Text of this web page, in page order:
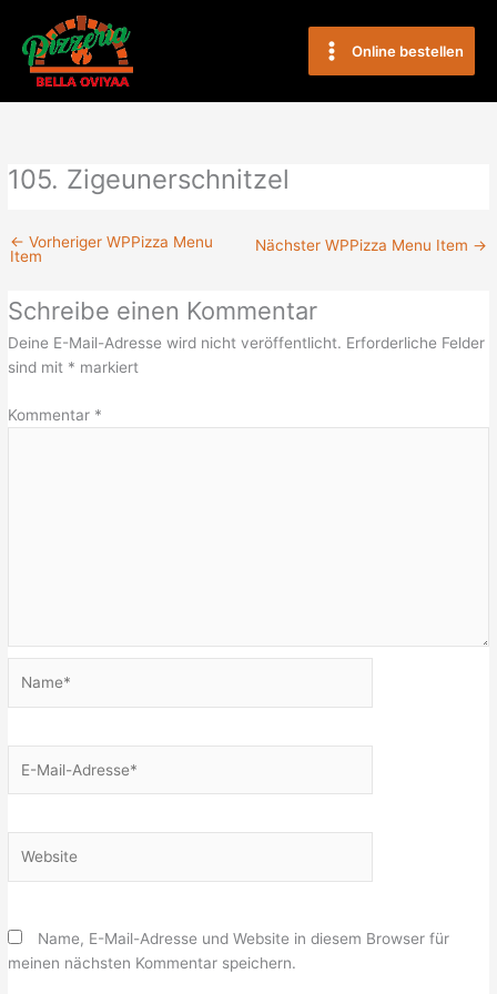
Inhalt
springen
Main
MenuOnline bestellen
105. Zigeunerschnitzel
← Vorheriger WPPizza Menu
Item
Nächster WPPizza Menu Item →
Schreibe einen Kommentar
Deine E-Mail-Adresse wird nicht veröffentlicht. Erforderliche Felder
sind mit * markiert
Kommentar *
Mail-
Name, E-Mail-Adresse und Website in diesem Browser für
meinen nächsten Kommentar speichern.